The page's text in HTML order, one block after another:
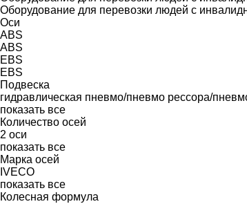
Оборудование для перевозки людей с
Оси
ABS
ABS
EBS
EBS
Подвеска
гидравлическая пневмо/пневмо рессора/
показать все
Количество осей
2 оси
показать все
Марка осей
IVECO
показать все
Колесная формула